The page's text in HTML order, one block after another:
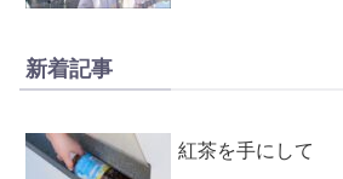
新着記事
紅茶を手にして